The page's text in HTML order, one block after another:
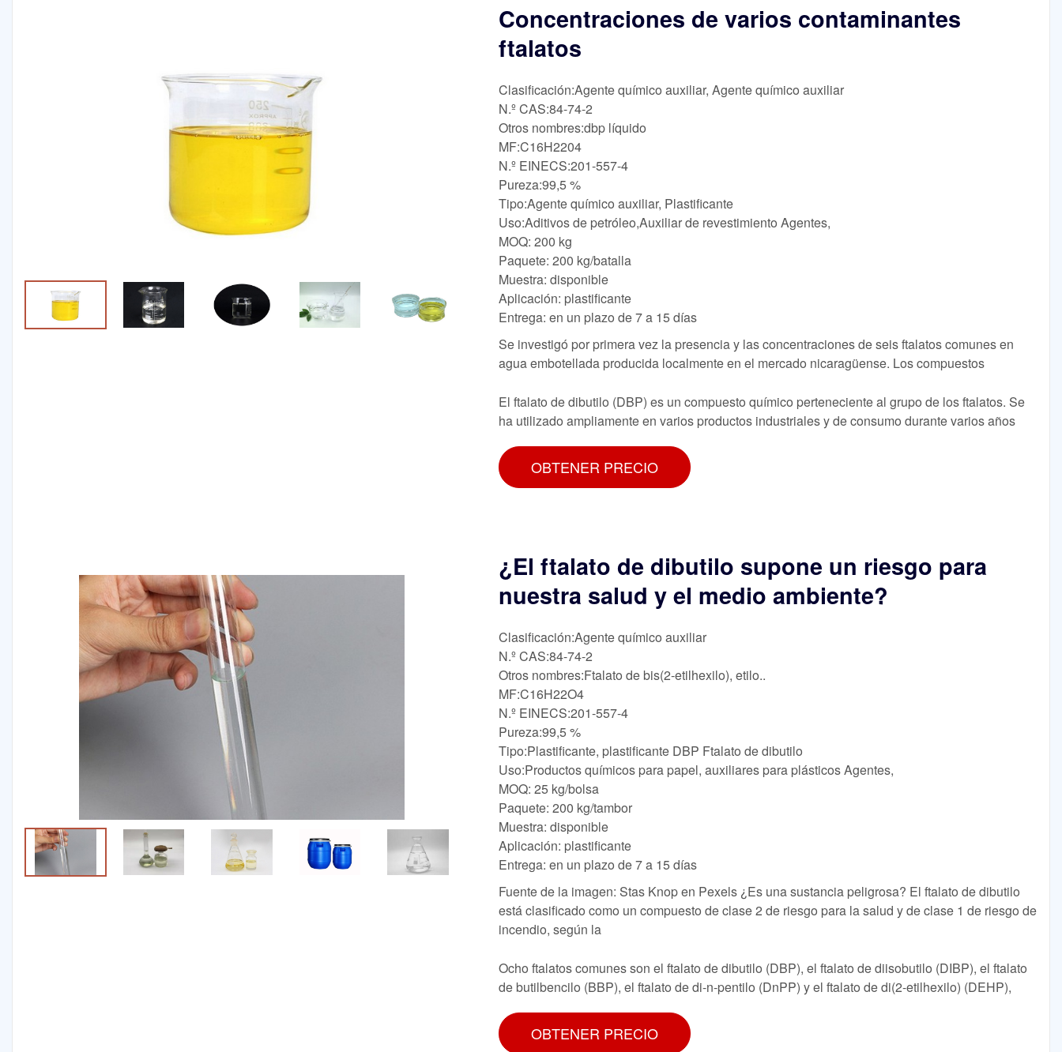
Concentraciones de varios contaminantes
ftalatos
Clasificación:Agente químico auxiliar, Agente químico auxiliar
N.º CAS:84-74-2
Otros nombres:dbp líquido
MF:C16H2204
N.º EINECS:201-557-4
Pureza:99,5 %
Tipo:Agente químico auxiliar, Plastificante
Uso:Aditivos de petróleo,Auxiliar de revestimiento Agentes,
MOQ: 200 kg
Paquete: 200 kg/batalla
Muestra: disponible
Aplicación: plastificante
Entrega: en un plazo de 7 a 15 días
Se investigó por primera vez la presencia y las concentraciones de seis ftalatos comunes en
agua embotellada producida localmente en el mercado nicaragüense. Los compuestos
El ftalato de dibutilo (DBP) es un compuesto químico perteneciente al grupo de los ftalatos. Se
ha utilizado ampliamente en varios productos industriales y de consumo durante varios años
OBTENER PRECIO
¿El ftalato de dibutilo supone un riesgo para
nuestra salud y el medio ambiente?
Clasificación:Agente químico auxiliar
N.º CAS:84-74-2
Otros nombres:Ftalato de bis(2-etilhexilo), etilo..
MF:C16H22O4
N.º EINECS:201-557-4
Pureza:99,5 %
Tipo:Plastificante, plastificante DBP Ftalato de dibutilo
Uso:Productos químicos para papel, auxiliares para plásticos Agentes,
MOQ: 25 kg/bolsa
Paquete: 200 kg/tambor
Muestra: disponible
Aplicación: plastificante
Entrega: en un plazo de 7 a 15 días
Fuente de la imagen: Stas Knop en Pexels ¿Es una sustancia peligrosa? El ftalato de dibutilo
está clasificado como un compuesto de clase 2 de riesgo para la salud y de clase 1 de riesgo de
incendio, según la
Ocho ftalatos comunes son el ftalato de dibutilo (DBP), el ftalato de diisobutilo (DIBP), el ftalato
de butilbencilo (BBP), el ftalato de di-n-pentilo (DnPP) y el ftalato de di(2-etilhexilo) (DEHP),
OBTENER PRECIO